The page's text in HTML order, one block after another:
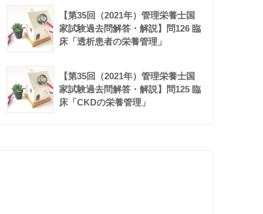
【第35回（2021年）管理栄養士国
家試験過去問解答・解説】問126 臨
床「透析患者の栄養管理」
【第35回（2021年）管理栄養士国
家試験過去問解答・解説】問125 臨
床「CKDの栄養管理」